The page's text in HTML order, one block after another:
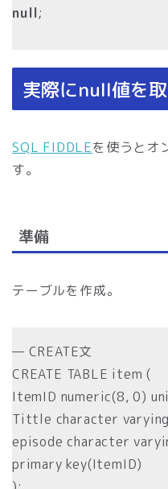
null;
実際にnull値を
SQL FIDDLEを使うとオ
す。
準備
テーブルを作成。
— CREATE文
CREATE TABLE item (
ItemID numeric(8, 0)
Tittle character
episode character
primary key(ItemID)